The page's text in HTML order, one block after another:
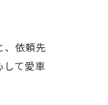
、依頼先
して愛車